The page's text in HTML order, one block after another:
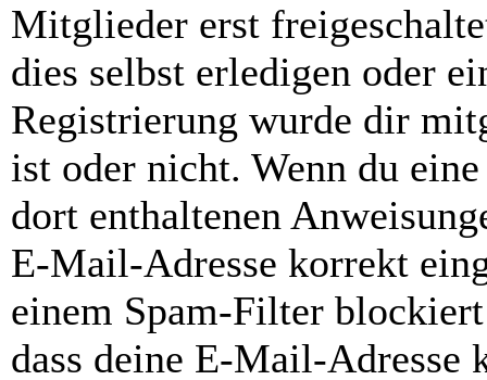
Mitglieder erst
dies selbst erledigen oder
Registrierung wurde dir
ist oder nicht. Wenn du
dort enthaltenen
E-Mail-Adresse korrekt
einem Spam-Filter
dass deine E-Mail-Adresse